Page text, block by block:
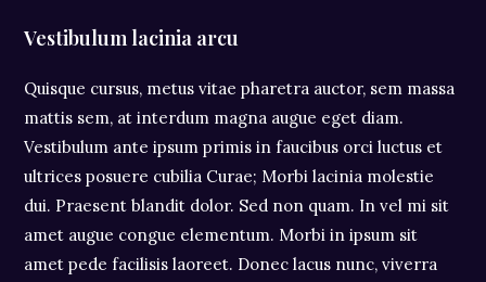
Vestibulum lacinia arcu
Quisque cursus, metus vitae pharetra auctor, sem massa
mattis sem, at interdum magna augue eget diam.
Vestibulum ante ipsum primis in faucibus orci luctus et
ultrices posuere cubilia Curae; Morbi lacinia molestie
dui. Praesent blandit dolor. Sed non quam. In vel mi sit
amet augue congue elementum. Morbi in ipsum sit
amet pede facilisis laoreet. Donec lacus nunc, viverra